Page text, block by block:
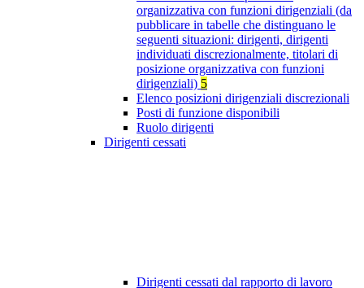
organizzativa con funzioni dirigenziali (da
pubblicare in tabelle che distinguano le
seguenti situazioni: dirigenti, dirigenti
individuati discrezionalmente, titolari di
posizione organizzativa con funzioni
dirigenziali) 5
Elenco posizioni dirigenziali discrezionali
Posti di funzione disponibili
Ruolo dirigenti
Dirigenti cessati
Dirigenti cessati dal rapporto di lavoro